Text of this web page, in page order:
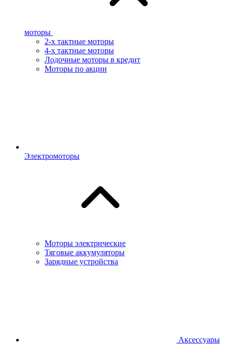
моторы
2-х тактные моторы
4-х тактные моторы
Лодочные моторы в кредит
Моторы по акции
Электромоторы
Моторы электрические
Тяговые аккумуляторы
Зарядные устройства
Аксессуары